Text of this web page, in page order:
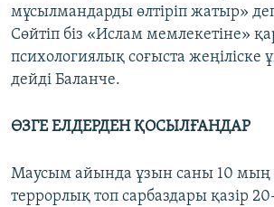
мұсылмандарды өлтіріп жатыр»
Сөйтіп біз «Ислам мемлекетіне»
психологиялық соғыста
дейді Баланче.
ӨЗГЕ ЕЛДЕРДЕН ҚОСЫЛҒАНДАР
Маусым айында ұзын саны 10 мың
террорлық топ сарбаздары қазір